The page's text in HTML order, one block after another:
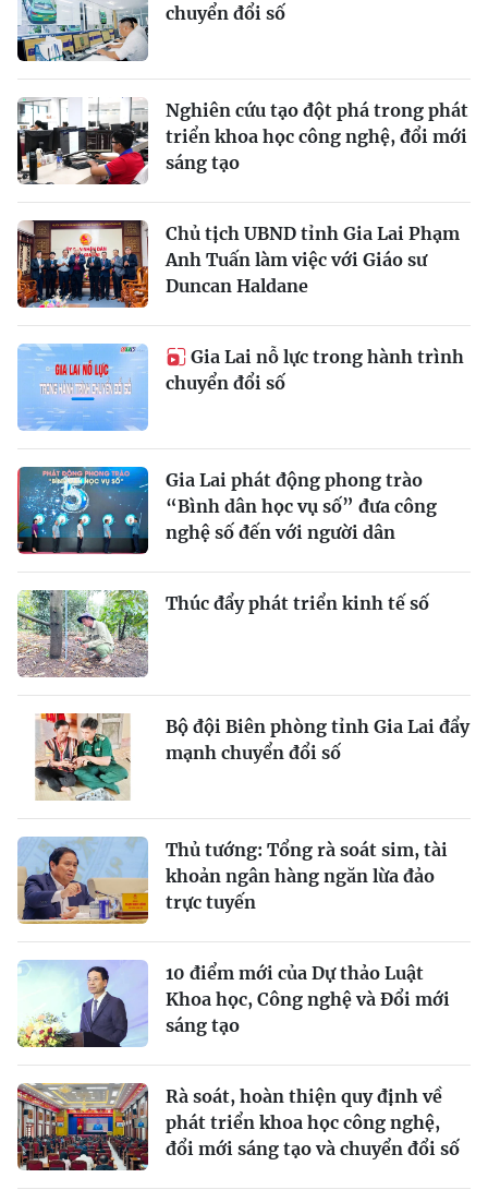
chuyển đổi số
Nghiên cứu tạo đột phá trong phát
triển khoa học công nghệ, đổi mới
sáng tạo
Chủ tịch UBND tỉnh Gia Lai Phạm
Anh Tuấn làm việc với Giáo sư
Duncan Haldane
Gia Lai nỗ lực trong hành trình
chuyển đổi số
Gia Lai phát động phong trào
“Bình dân học vụ số” đưa công
nghệ số đến với người dân
Thúc đẩy phát triển kinh tế số
Bộ đội Biên phòng tỉnh Gia Lai đẩy
mạnh chuyển đổi số
Thủ tướng: Tổng rà soát sim, tài
khoản ngân hàng ngăn lừa đảo
trực tuyến
10 điểm mới của Dự thảo Luật
Khoa học, Công nghệ và Đổi mới
sáng tạo
Rà soát, hoàn thiện quy định về
phát triển khoa học công nghệ,
đổi mới sáng tạo và chuyển đổi số